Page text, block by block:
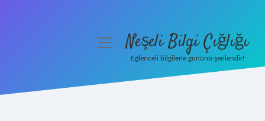
menüyüNeşeli Bilgi Çığlığı
Eğlenceli bilgilerle gününü şenlendir!